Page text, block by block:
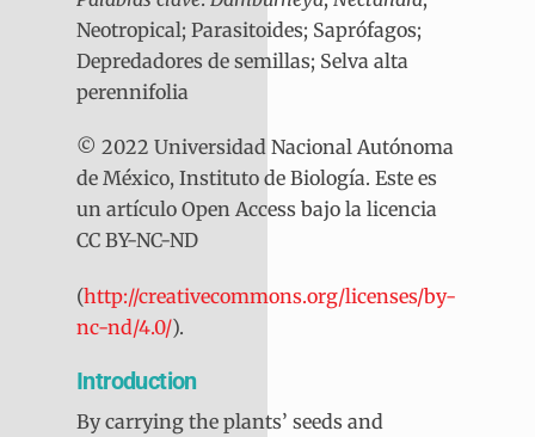
Neotropical; Parasitoides; Saprófagos;
Depredadores de semillas; Selva alta
perennifolia
© 2022 Universidad Nacional Autónoma
de México, Instituto de Biología. Este es
un artículo Open Access bajo la licencia
CC BY-NC-ND
(http://creativecommons.org/licenses/by-
nc-nd/4.0/).
Introduction
By carrying the plants’ seeds and